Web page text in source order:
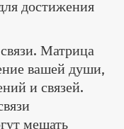
достижения
Матрица
вашей души,
и связей.
мешать